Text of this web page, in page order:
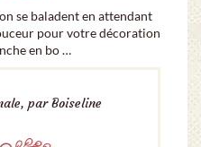
se baladent en attendant
pour votre décoration
en bo …
par Boiseline